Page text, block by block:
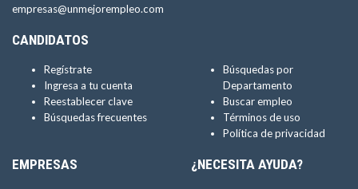
empresas@unmejorempleo.com
CANDIDATOS
Regístrate
Ingresa a tu cuenta
Reestablecer clave
Búsquedas frecuentes
Búsquedas por
Departamento
Buscar empleo
Términos de uso
Política de privacidad
EMPRESAS ¿NECESITA AYUDA?